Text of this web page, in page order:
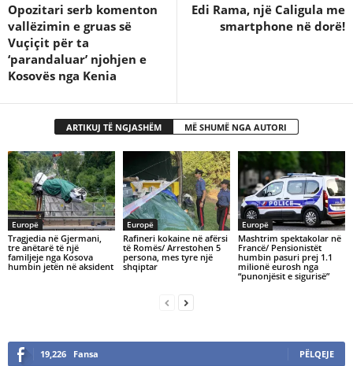
Opozitari serb komenton
vallëzimin e gruas së
Vuçiçit për ta
‘parandaluar’ njohjen e
Kosovës nga Kenia
Edi Rama, një Caligula me
smartphone në dorë!
ARTIKUJ TË NGJASHËM MË SHUMË NGA AUTORI
Europë
Tragjedia në Gjermani,
tre anëtarë të një
familjeje nga Kosova
humbin jetën në aksident
Europë
Rafineri kokaine në afërsi
të Romës/ Arrestohen 5
persona, mes tyre një
shqiptar
Europë
Mashtrim spektakolar në
Francë/ Pensionistët
humbin pasuri prej 1.1
milionë eurosh nga
“punonjësit e sigurisë”
19,226 Fansa PËLQEJE